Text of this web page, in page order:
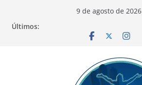
9 de agosto de 2026
Últimos: